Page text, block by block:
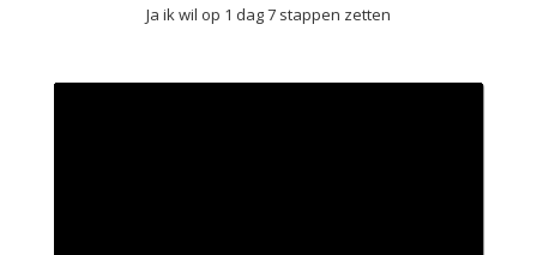
Ja ik wil op 1 dag 7 stappen zetten